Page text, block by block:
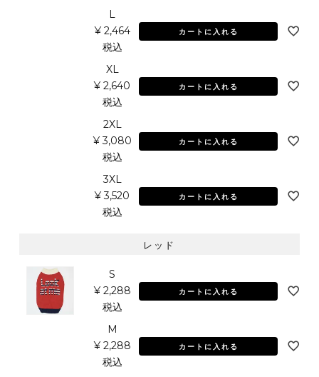
L
¥ 2,464
税込
カートに入れる
XL
¥ 2,640
税込
カートに入れる
2XL
¥ 3,080
税込
カートに入れる
3XL
¥ 3,520
税込
カートに入れる
レッド
S
¥ 2,288
税込
カートに入れる
M
¥ 2,288
税込
カートに入れる